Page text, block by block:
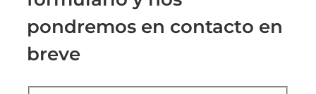
pondremos en contacto en
breve